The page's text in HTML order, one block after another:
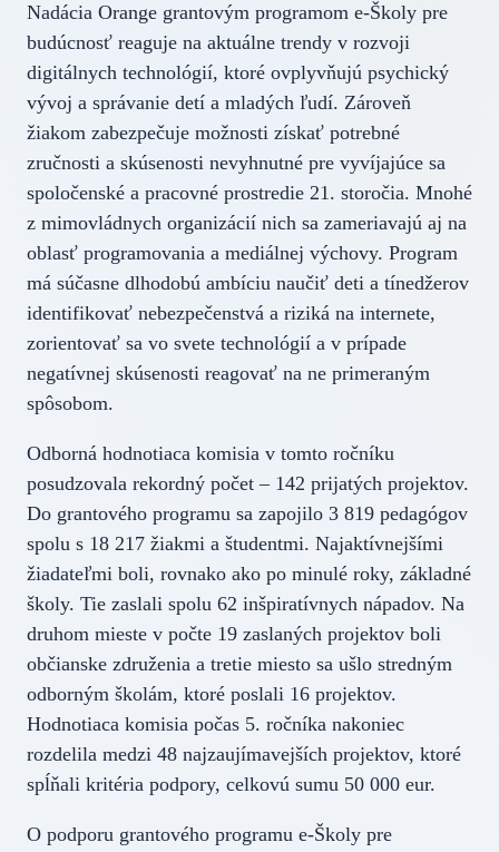
Nadácia Orange grantovým programom e-Školy pre
budúcnosť reaguje na aktuálne trendy v rozvoji
digitálnych technológií, ktoré ovplyvňujú psychický
vývoj a správanie detí a mladých ľudí. Zároveň
žiakom zabezpečuje možnosti získať potrebné
zručnosti a skúsenosti nevyhnutné pre vyvíjajúce sa
spoločenské a pracovné prostredie 21. storočia. Mnohé
z mimovládnych organizácií nich sa zameriavajú aj na
oblasť programovania a mediálnej výchovy. Program
má súčasne dlhodobú ambíciu naučiť deti a tínedžerov
identifikovať nebezpečenstvá a riziká na internete,
zorientovať sa vo svete technológií a v prípade
negatívnej skúsenosti reagovať na ne primeraným
spôsobom.
Odborná hodnotiaca komisia v tomto ročníku
posudzovala rekordný počet – 142 prijatých projektov.
Do grantového programu sa zapojilo 3 819 pedagógov
spolu s 18 217 žiakmi a študentmi. Najaktívnejšími
žiadateľmi boli, rovnako ako po minulé roky, základné
školy. Tie zaslali spolu 62 inšpiratívnych nápadov. Na
druhom mieste v počte 19 zaslaných projektov boli
občianske združenia a tretie miesto sa ušlo stredným
odborným školám, ktoré poslali 16 projektov.
Hodnotiaca komisia počas 5. ročníka nakoniec
rozdelila medzi 48 najzaujímavejších projektov, ktoré
spĺňali kritéria podpory, celkovú sumu 50 000 eur.
O podporu grantového programu e-Školy pre